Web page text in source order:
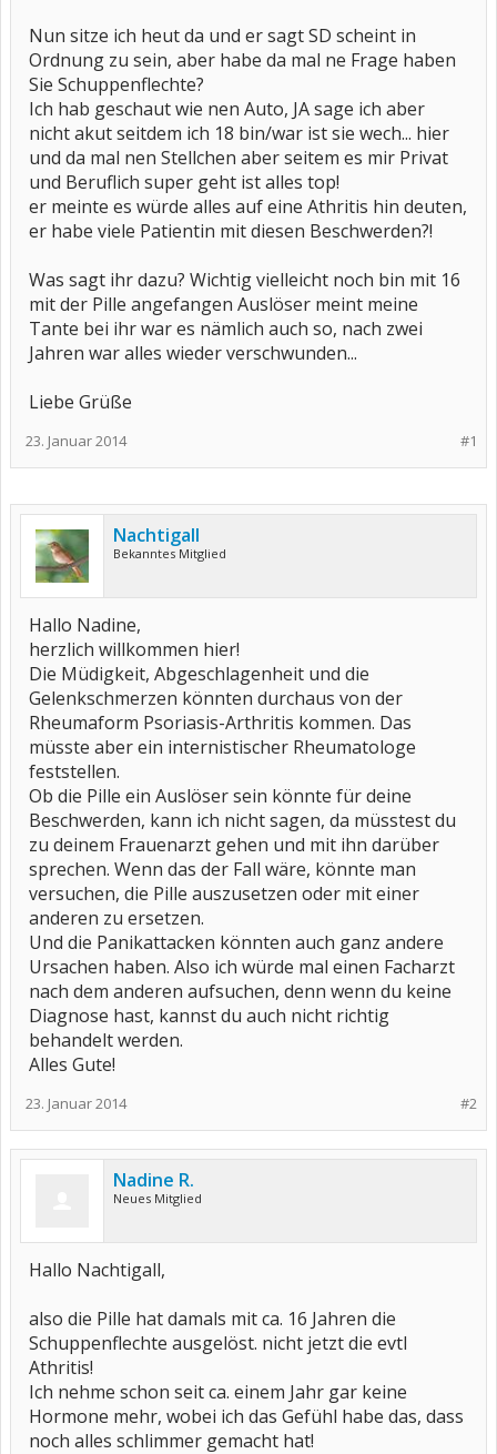
Nun sitze ich heut da und er sagt SD scheint in
Ordnung zu sein, aber habe da mal ne Frage haben
Sie Schuppenflechte?
Ich hab geschaut wie nen Auto, JA sage ich aber
nicht akut seitdem ich 18 bin/war ist sie wech... hier
und da mal nen Stellchen aber seitem es mir Privat
und Beruflich super geht ist alles top!
er meinte es würde alles auf eine Athritis hin deuten,
er habe viele Patientin mit diesen Beschwerden?!
Was sagt ihr dazu? Wichtig vielleicht noch bin mit 16
mit der Pille angefangen Auslöser meint meine
Tante bei ihr war es nämlich auch so, nach zwei
Jahren war alles wieder verschwunden...
Liebe Grüße
#1
23. Januar 2014
Nachtigall
Bekanntes Mitglied
Hallo Nadine,
herzlich willkommen hier!
Die Müdigkeit, Abgeschlagenheit und die
Gelenkschmerzen könnten durchaus von der
Rheumaform Psoriasis-Arthritis kommen. Das
müsste aber ein internistischer Rheumatologe
feststellen.
Ob die Pille ein Auslöser sein könnte für deine
Beschwerden, kann ich nicht sagen, da müsstest du
zu deinem Frauenarzt gehen und mit ihn darüber
sprechen. Wenn das der Fall wäre, könnte man
versuchen, die Pille auszusetzen oder mit einer
anderen zu ersetzen.
Und die Panikattacken könnten auch ganz andere
Ursachen haben. Also ich würde mal einen Facharzt
nach dem anderen aufsuchen, denn wenn du keine
Diagnose hast, kannst du auch nicht richtig
behandelt werden.
Alles Gute!
#2
23. Januar 2014
Nadine R.
Neues Mitglied
Hallo Nachtigall,
also die Pille hat damals mit ca. 16 Jahren die
Schuppenflechte ausgelöst. nicht jetzt die evtl
Athritis!
Ich nehme schon seit ca. einem Jahr gar keine
Hormone mehr, wobei ich das Gefühl habe das, dass
noch alles schlimmer gemacht hat!